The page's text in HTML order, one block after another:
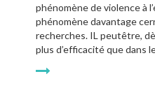
phénomène de violence à
phénomène davantage
recherches. IL peutêtre,
plus d’efficacité que dans